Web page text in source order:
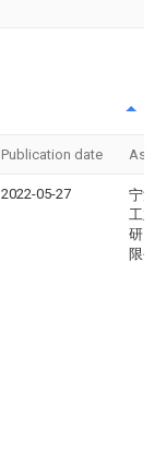
Publication date
2022-05-27
宁波
工业
研究
限公